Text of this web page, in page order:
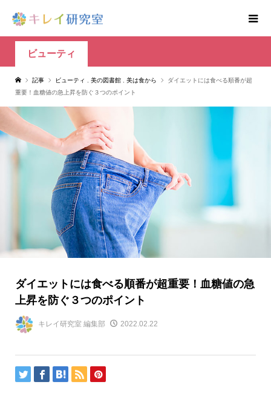
ビューティ
記事 ビューティ 美の図書館 美は食から
ダイエットには食べる順番が超
重要！血糖値の急上昇を防ぐ３つのポイント
ダイエットには食べる順番が超重要！血糖値の急
上昇を防ぐ３つのポイント
キレイ研究室 編集部 2022.02.22